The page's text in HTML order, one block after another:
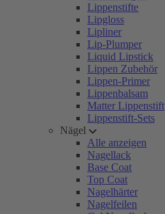
Lippenstifte
Lipgloss
Lipliner
Lip-Plumper
Liquid Lipstick
Lippen Zubehör
Lippen-Primer
Lippenbalsam
Matter Lippenstift
Lippenstift-Sets
Nägel
Alle anzeigen
Nagellack
Base Coat
Top Coat
Nagelhärter
Nagelfeilen